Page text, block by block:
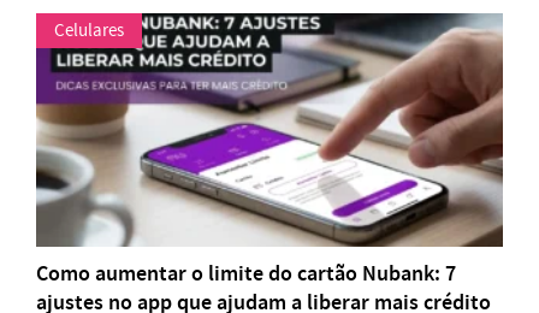
Celulares
Como aumentar o limite do cartão Nubank: 7
ajustes no app que ajudam a liberar mais crédito